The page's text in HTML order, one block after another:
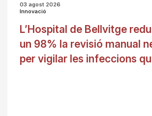
03 agost 2026
Innovació
L’Hospital de Bellvitge
un 98% la revisió manual
per vigilar les infeccions